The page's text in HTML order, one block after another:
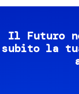
Il Futuro
subito la